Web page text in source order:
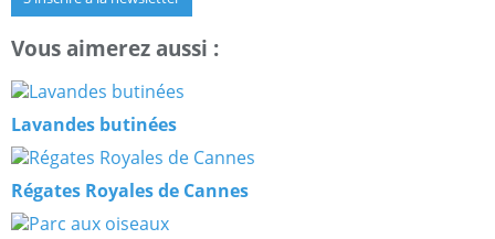
Vous aimerez aussi :
Lavandes butinées
Régates Royales de Cannes